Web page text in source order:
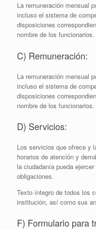
La remuneración mensual
incluso el sistema de
disposiciones
nombre de los funcionarios.
C) Remuneración:
La remuneración mensual
incluso el sistema de
disposiciones
nombre de los funcionarios.
D) Servicios:
Los servicios que ofrece y
horarios de atención y
la ciudadanía pueda
obligaciones.
Texto íntegro de todos los
institución, así­ como sus
F) Formulario para